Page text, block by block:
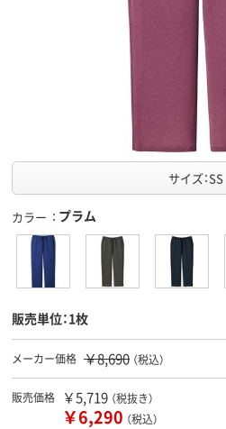
サイズ：SS
カラー プラム
販売単位：1枚
メーカー価格 ￥8,690 （税込）
販売価格 ￥5,719 （税抜き）
￥6,290 （税込）